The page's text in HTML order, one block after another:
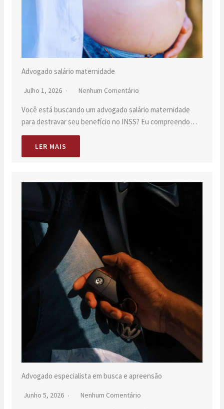
Advogado salário maternidade
Julho 1, 2026 Nenhum Comentário
Você está buscando um advogado salário maternidade
para destravar seu benefício no INSS? Eu compreendo…
LER MAIS
Advogado especialista em busca e apreensão
Junho 5, 2026 Nenhum Comentário